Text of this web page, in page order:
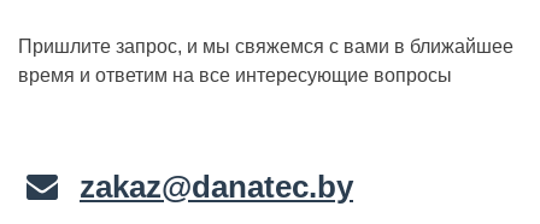
Пришлите запрос, и мы свяжемся с вами в ближайшее
время и ответим на все интересующие вопросы
zakaz@danatec.by